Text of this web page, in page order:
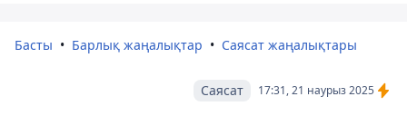
Басты Барлық жаңалықтар Саясат жаңалықтары
17:31, 21 наурыз 2025
Саясат